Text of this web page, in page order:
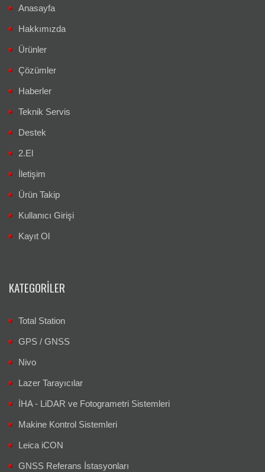
Anasayfa
Hakkımızda
Ürünler
Çözümler
Haberler
Teknik Servis
Destek
2.El
İletişim
Ürün Takip
Kullanıcı Girişi
Kayıt Ol
KATEGORILER
Total Station
GPS / GNSS
Nivo
Lazer Tarayıcılar
İHA - LiDAR ve Fotogrametri Sistemleri
Makine Kontrol Sistemleri
Leica iCON
GNSS Referans İstasyonları